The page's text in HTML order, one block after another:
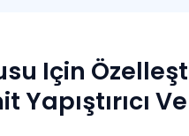
Için